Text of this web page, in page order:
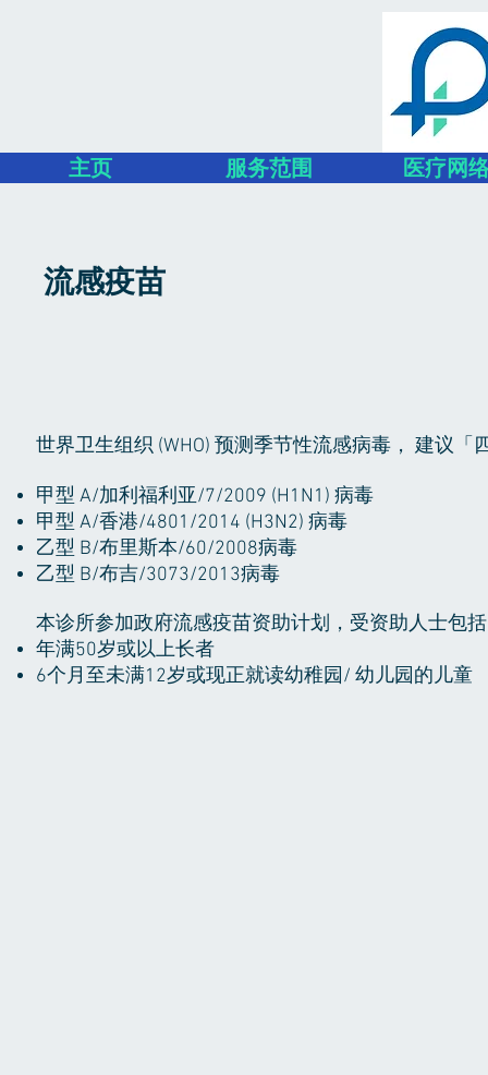
主页 服务范围 医疗网
世界卫生组织 (WHO) 预测季节性流感病毒， 建议
甲型 A/加利福利亚/7/2009 (H1N1) 病毒
甲型 A/香港/4801/2014 (H3N2) 病毒
乙型 B/布里斯本/60/2008病毒
乙型 B/布吉/3073/2013病毒 ​
本诊所参加政府流感疫苗资助计划，受资助人士包
年满50岁或以上长者
6个月至未满12岁或现正就读幼稚园/ 幼儿园的儿童
流感疫苗